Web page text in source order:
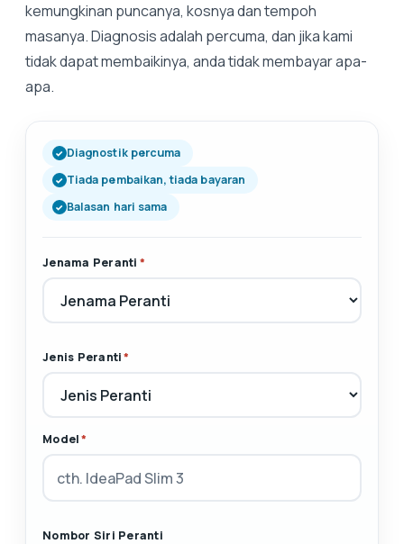
kemungkinan puncanya, kosnya dan tempoh
masanya. Diagnosis adalah percuma, dan jika kami
tidak dapat membaikinya, anda tidak membayar apa-
apa.
Diagnostik percuma
Tiada pembaikan, tiada bayaran
Balasan hari sama
Jenama Peranti *
Jenis Peranti*
Model*
Nombor Siri Peranti